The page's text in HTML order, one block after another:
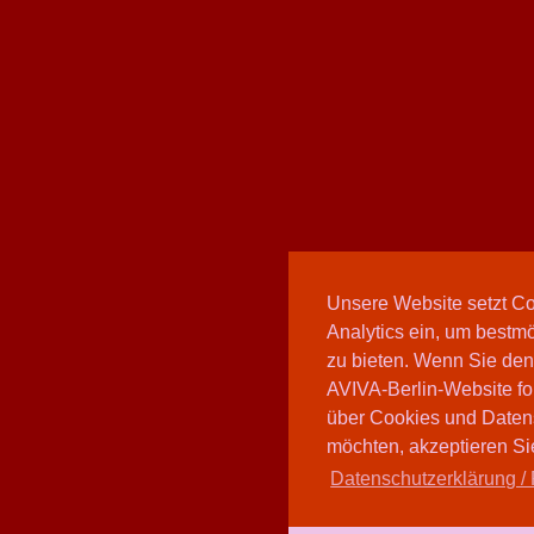
Unsere Website setzt
Analytics ein, um
zu bieten. Wenn Sie
AVIVA-Berlin-Website
über Cookies und
möchten, akzeptieren
Datenschutzerklärung /